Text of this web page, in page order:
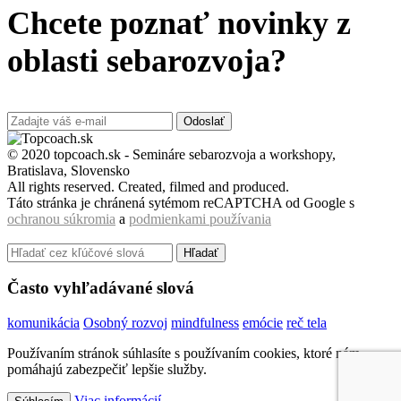
Chcete poznať novinky z
oblasti sebarozvoja?
Odoslať
© 2020 topcoach.sk - Semináre sebarozvoja a workshopy,
Bratislava, Slovensko
All rights reserved. Created, filmed and produced.
Táto stránka je chránená sytémom reCAPTCHA od Google s
ochranou súkromia a podmienkami používania
Hľadať
Často vyhľadávané slová
komunikácia Osobný rozvoj mindfulness emócie reč tela
Používaním stránok súhlasíte s používaním cookies, ktoré nám
pomáhajú zabezpečiť lepšie služby.